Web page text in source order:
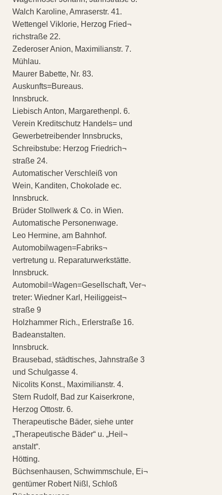
Walch Karoline, Amraserstr. 41.
Wettengel Viklorie, Herzog Fried¬
richstraße 22.
Zederoser Anion, Maximilianstr. 7.
Mühlau.
Maurer Babette, Nr. 83.
Auskunfts=Bureaus.
Innsbruck.
Liebisch Anton, Margarethenpl. 6.
Verein Kreditschutz Handels= und
Gewerbetreibender Innsbrucks,
Schreibstube: Herzog Friedrich¬
straße 24.
Automatischer Verschleiß von
Wein, Kanditen, Chokolade ec.
Innsbruck.
Brüder Stollwerk & Co. in Wien.
Automatische Personenwage.
Leo Hermine, am Bahnhof.
Automobilwagen=Fabriks¬
vertretung u. Reparaturwerkstätte.
Innsbruck.
Automobil=Wagen=Gesellschaft, Ver¬
treter: Wiedner Karl, Heiliggeist¬
straße 9
Holzhammer Rich., Erlerstraße 16.
Badeanstalten.
Innsbruck.
Brausebad, städtisches, Jahnstraße 3
und Schulgasse 4.
Nicolits Konst., Maximilianstr. 4.
Stern Rudolf, Bad zur Kaiserkrone,
Herzog Ottostr. 6.
Therapeutische Bäder, siehe unter
„Therapeutische Bäder“ u. „Heil¬
anstalt“.
Hötting.
Büchsenhausen, Schwimmschule, Ei¬
gentümer Robert Nißl, Schloß